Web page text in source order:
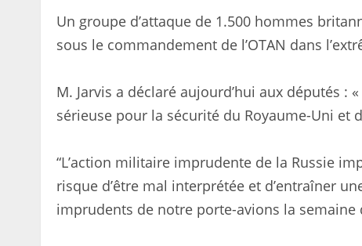
Un groupe d’attaque de 1.500 hommes
sous le commandement de l’OTAN dans
M. Jarvis a déclaré aujourd’hui aux députés :
sérieuse pour la sécurité du Royaume-Uni et
“L’action militaire imprudente de la Russie
risque d’être mal interprétée et d’entraîner
imprudents de notre porte-avions la semaine